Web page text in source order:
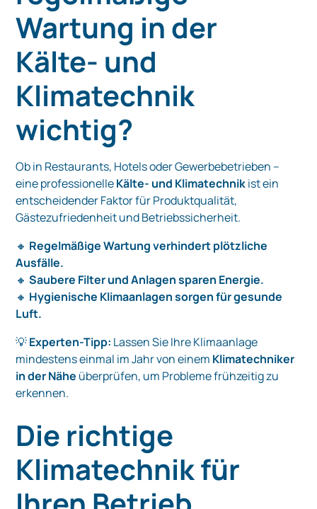
Wartung in der
Kälte- und
Klimatechnik
wichtig?
Ob in Restaurants, Hotels oder Gewerbebetrieben –
eine professionelleKälte- und Klimatechnikist ein
entscheidender Faktor für Produktqualität,
Gästezufriedenheit und Betriebssicherheit.
🔸 Regelmäßige Wartung verhindert plötzliche
Ausfälle.
🔸Saubere Filter und Anlagen sparen Energie.
🔸 Hygienische Klimaanlagen sorgen für gesunde
Luft.
💡Experten-Tipp: Lassen Sie Ihre Klimaanlage
mindestens einmal im Jahr von einem Klimatechniker
in der Nähe überprüfen, um Probleme frühzeitig zu
erkennen.
Die richtige
Klimatechnik für